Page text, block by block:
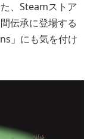
、Steamストア
伝承に登場する
」にも気を付け